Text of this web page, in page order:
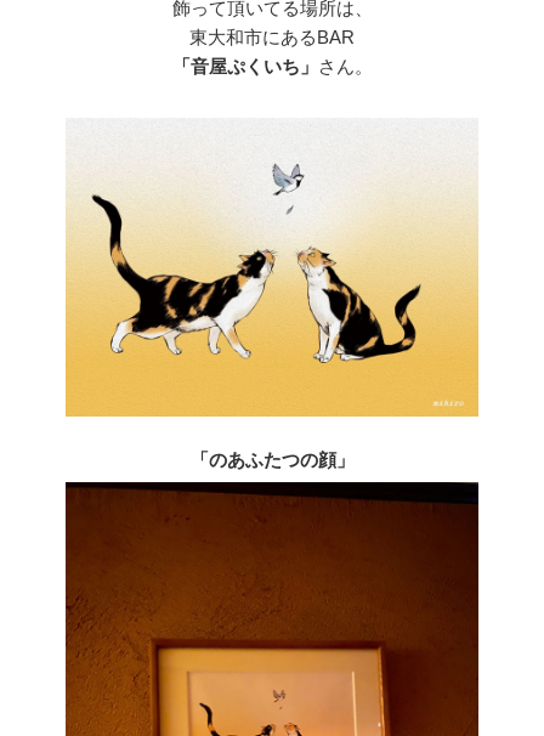
飾って頂いてる場所は、
東大和市にあるBAR
「音屋ぷくいち」 さん。
「のあふたつの顔」